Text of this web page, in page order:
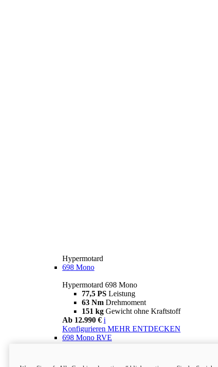
Hypermotard
698 Mono
Hypermotard 698 Mono
77,5 PS Leistung
63 Nm Drehmoment
151 kg Gewicht ohne Kraftstoff
Ab 12.990 € i
Konfigurieren MEHR ENTDECKEN
698 Mono RVE
77,5 PS
Leistung